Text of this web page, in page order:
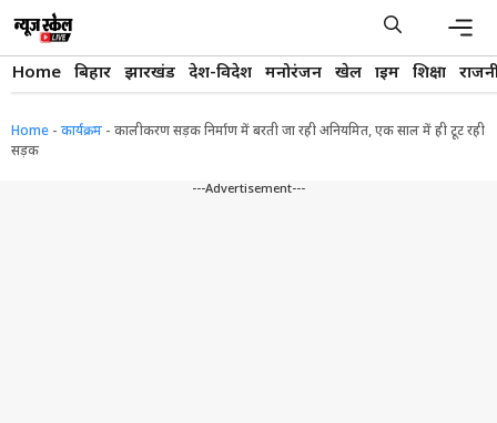
content
Home बिहार झारखंड देश-विदेश मनोरंजन खेल क्राइम शिक्षा
Home - कार्यक्रम - कालीकरण सड़क निर्माण में बरती जा रही अनियमित, एक साल में ही टूट रही
सड़क
---Advertisement---